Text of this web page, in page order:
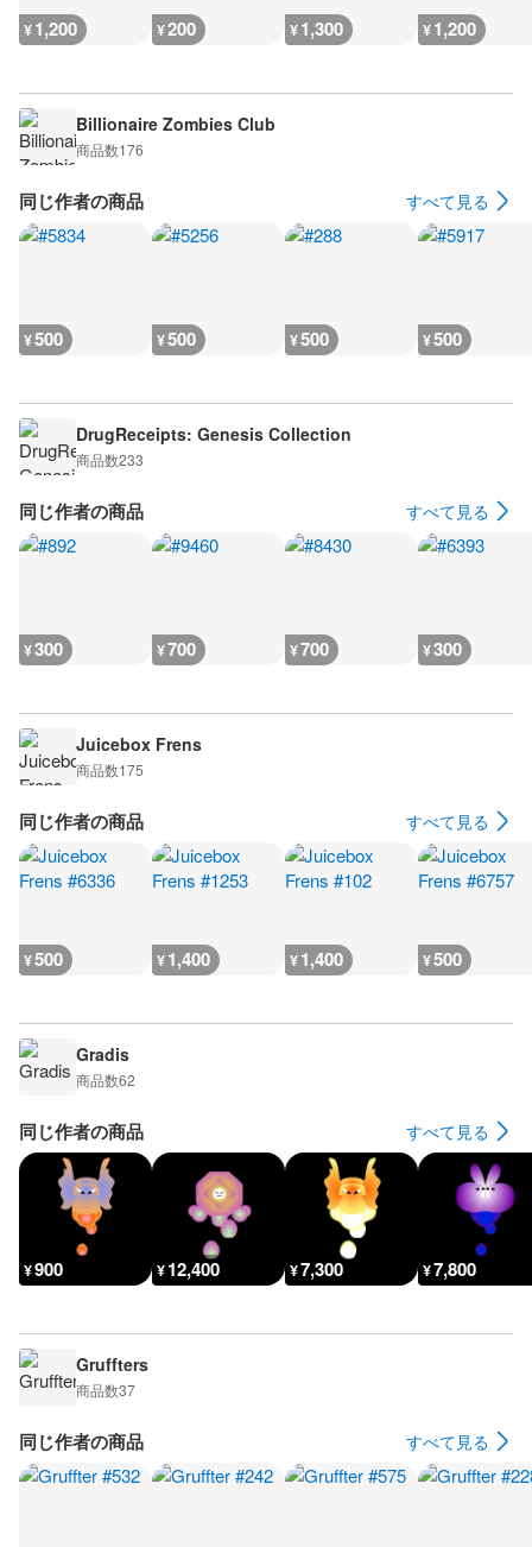
¥1,200 ¥200 ¥1,300 ¥1,200
Billionaire Zombies Club
商品数176
同じ作者の商品 すべて見る
¥500 ¥500 ¥500 ¥500
DrugReceipts: Genesis Collection
商品数233
同じ作者の商品 すべて見る
¥300 ¥700 ¥700 ¥300
Juicebox Frens
商品数175
同じ作者の商品 すべて見る
¥500 ¥1,400 ¥1,400 ¥500
Gradis
商品数62
同じ作者の商品 すべて見る
¥900 ¥12,400 ¥7,300 ¥7,800
Gruffters
商品数37
同じ作者の商品 すべて見る